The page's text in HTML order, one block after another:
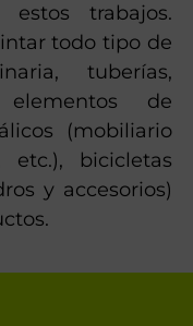
trabajos.
todo tipo de
tuberías,
de
(mobiliario
etc.), bicicletas
y accesorios)